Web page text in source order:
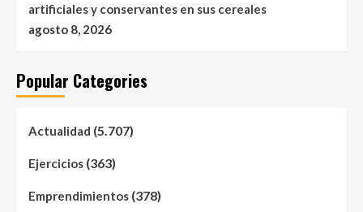
artificiales y conservantes en sus cereales
agosto 8, 2026
Popular Categories
Actualidad (5.707)
Ejercicios (363)
Emprendimientos (378)